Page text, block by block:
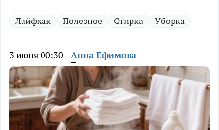
Лайфхак Полезное Стирка Уборка
3 июня 00:30 Анна Ефимова